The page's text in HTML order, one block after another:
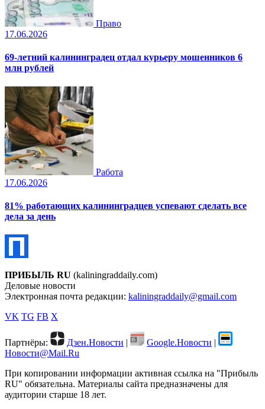
Право
17.06.2026
69-летний калининградец отдал курьеру мошенников 6
млн рублей
Работа
17.06.2026
81% работающих калининградцев успевают сделать все
дела за день
ПРИБЫЛЬ RU (kaliningraddaily.com)
Деловые новости
Электронная почта редакции: kaliningraddaily@gmail.com
VK TG FB X
Партнёры: Дзен.Новости | Google.Новости |
Новости@Mail.Ru
При копировании информации активная ссылка на "Прибыль
RU" обязательна. Материалы сайта предназначены для
аудитории старше 18 лет.